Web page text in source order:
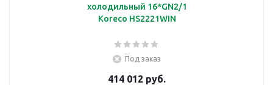
холодильный 16*GN2/1
Koreco HS2221WIN
Под заказ
414 012 руб.